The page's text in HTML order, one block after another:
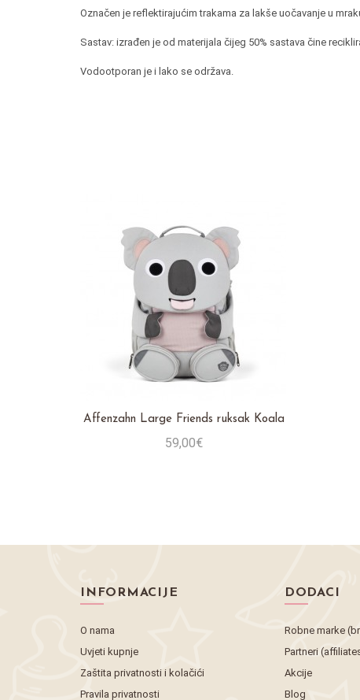
Označen je reflektirajućim trakama za lakše uočavanje u
Sastav: izrađen je od materijala čijeg 50% sastava čine
Vodootporan je i lako se održava.
Affenzahn Large Friends ruksak Koala
59,00€
INFORMACIJE
O nama
Uvjeti kupnje
Zaštita privatnosti i kolačići
Pravila privatnosti
DODACI
Robne marke
Partneri
Akcije
Blog